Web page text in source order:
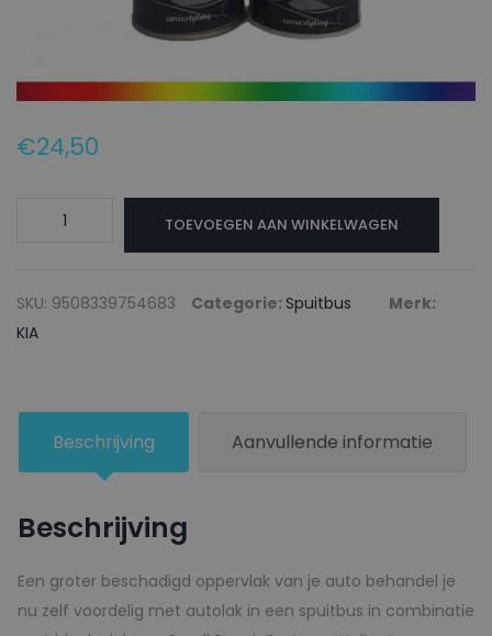
€24,50
Blanke
lak
PANSKY
150ml
TOEVOEGEN AAN WINKELWAGEN
SKU: 9508339754683 Categorie: Spuitbus
Merk:
KIA
Beschrijving Aanvullende informatie
Beschrijving
Een groter beschadigd oppervlak van je auto behandel je
nu zelf voordelig met autolak in een spuitbus in combinatie